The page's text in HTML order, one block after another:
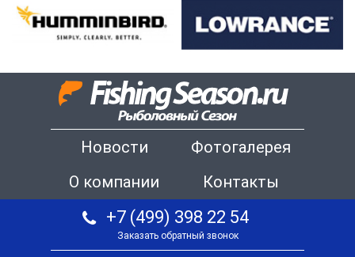
Новости
Фотогалерея
О компании
Контакты
+7 (499) 398 22 54
Заказать обратный звонок